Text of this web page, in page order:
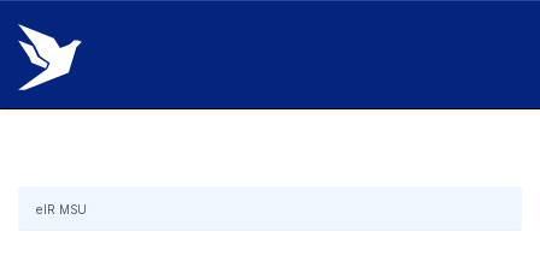
Skip
navigation
eIR MSU